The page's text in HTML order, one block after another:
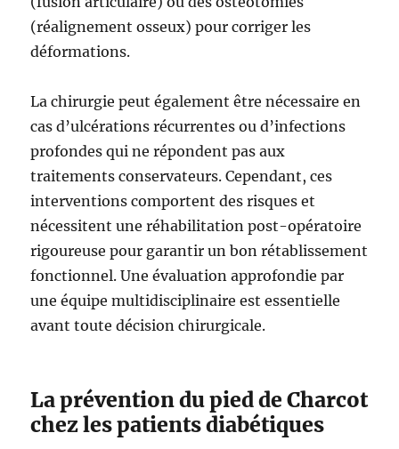
(réalignement osseux) pour corriger les
déformations.
La chirurgie peut également être nécessaire en
cas d’ulcérations récurrentes ou d’infections
profondes qui ne répondent pas aux
traitements conservateurs. Cependant, ces
interventions comportent des risques et
nécessitent une réhabilitation post-opératoire
rigoureuse pour garantir un bon rétablissement
fonctionnel. Une évaluation approfondie par
une équipe multidisciplinaire est essentielle
avant toute décision chirurgicale.
La prévention du pied de Charcot
chez les patients diabétiques